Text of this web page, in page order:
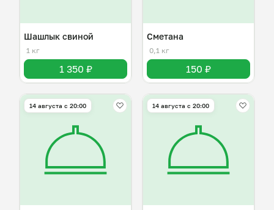
Шашлык свиной
1 кг
1 350 ₽
Сметана
0,1 кг
150 ₽
14 августа с 20:00 14 августа с 20:00